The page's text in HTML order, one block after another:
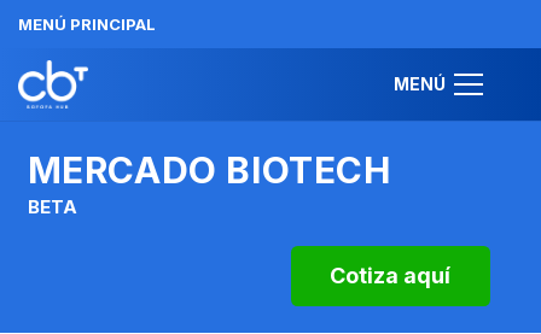
MENÚ PRINCIPAL
MENÚ
MERCADO BIOTECH
BETA
Cotiza aquí